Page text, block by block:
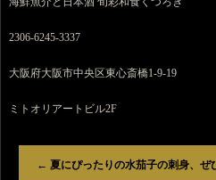
2306-6245-3337
大阪府大阪市中央区東心斎橋1-9-19
ミトオリアートビル2F
← 夏にぴったりの水茄子の刺身、ぜ